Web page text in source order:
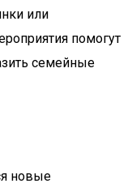
или
помогут
семейные
новые